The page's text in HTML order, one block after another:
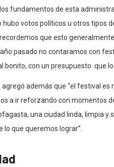
fundamentos de esta
hubo votos políticos u otros tipos
que esto
pasado no contaramos con
bonito, con un presupuesto que
agregó además que “el festival
a ir reforzando con momentos
una ciudad linda, limpia y
lo que queremos lograr”.